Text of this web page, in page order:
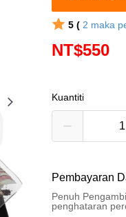
5 ( 2 maka
NT$550
Kuantiti
Pembayaran
Penuh
penghataran